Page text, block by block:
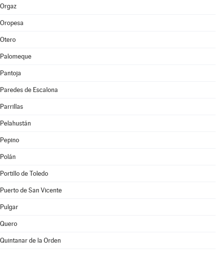
Orgaz
Oropesa
Otero
Palomeque
Pantoja
Paredes de Escalona
Parrillas
Pelahustán
Pepino
Polán
Portillo de Toledo
Puerto de San Vicente
Pulgar
Quero
Quintanar de la Orden